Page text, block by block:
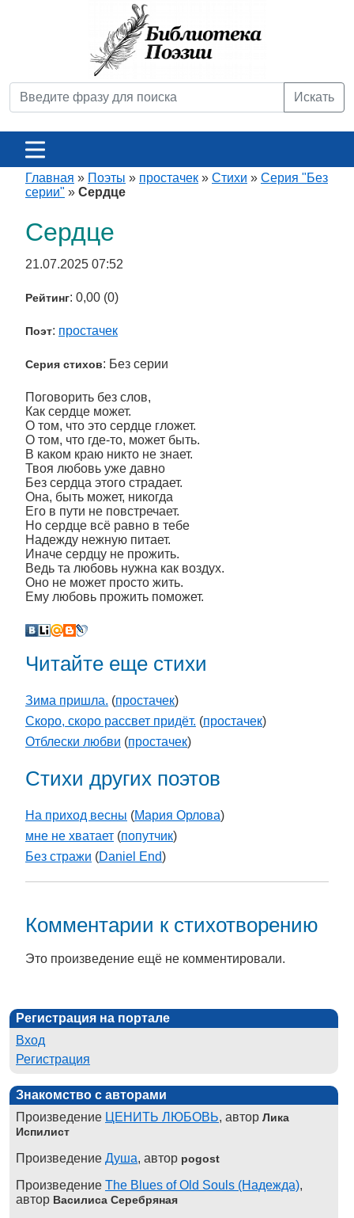
Искать
Главная » Поэты » простачек » Стихи » Серия "Без
серии" » Сердце
Сердце
21.07.2025 07:52
Рейтинг: 0,00 (0)
Поэт: простачек
Серия стихов: Без серии
Поговорить без слов,
Как сердце может.
О том, что это сердце гложет.
О том, что где-то, может быть.
В каком краю никто не знает.
Твоя любовь уже давно
Без сердца этого страдает.
Она, быть может, никогда
Его в пути не повстречает.
Но сердце всё равно в тебе
Надежду нежную питает.
Иначе сердцу не прожить.
Ведь та любовь нужна как воздух.
Оно не может просто жить.
Ему любовь прожить поможет.
Читайте еще стихи
Зима пришла. (простачек)
Скоро, скоро рассвет придёт. (простачек)
Отблески любви (простачек)
Стихи других поэтов
На приход весны (Мария Орлова)
мне не хватает (попутчик)
Без стражи (Daniel End)
Комментарии к стихотворению
Это произведение ещё не комментировали.
Регистрация на портале
Вход
Регистрация
Знакомство с авторами
Произведение ЦЕНИТЬ ЛЮБОВЬ, автор Лика
Испилист
Произведение Душа, автор pogost
Произведение The Blues of Old Souls (Надежда),
автор Василиса Серебряная